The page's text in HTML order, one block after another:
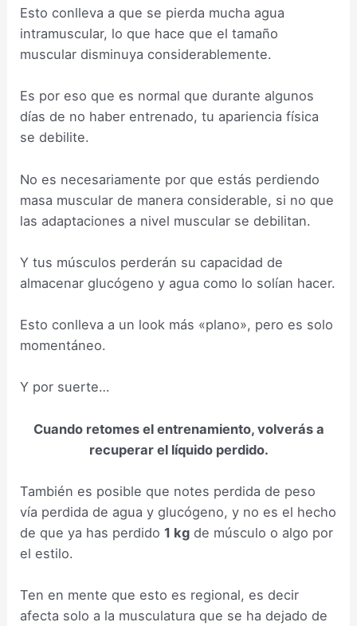
Esto conlleva a que se pierda mucha agua
intramuscular, lo que hace que el tamaño
muscular disminuya considerablemente.
Es por eso que es normal que durante algunos
días de no haber entrenado, tu apariencia física
se debilite.
No es necesariamente por que estás perdiendo
masa muscular de manera considerable, si no que
las adaptaciones a nivel muscular se debilitan.
Y tus músculos perderán su capacidad de
almacenar glucógeno y agua como lo solían hacer.
Esto conlleva a un look más «plano», pero es solo
momentáneo.
Y por suerte…
Cuando retomes el entrenamiento, volverás a
recuperar el líquido perdido.
También es posible que notes perdida de peso
vía perdida de agua y glucógeno, y no es el hecho
de que ya has perdido1 kg de músculo o algo por
el estilo.
Ten en mente que esto es regional, es decir
afecta solo a la musculatura que se ha dejado de